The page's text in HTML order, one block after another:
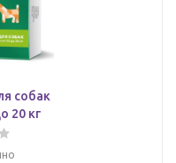
собак
20 кг